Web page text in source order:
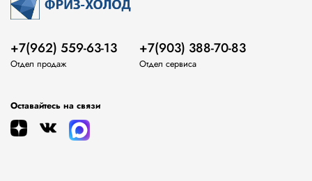
+7(962) 559-63-13
Отдел продаж
+7(903) 388-70-83
Отдел сервиса
Оставайтесь на связи